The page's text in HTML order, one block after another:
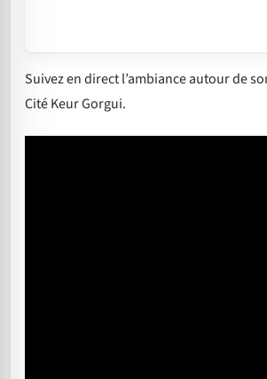
Suivez en direct l’ambiance autour de
Cité Keur Gorgui.